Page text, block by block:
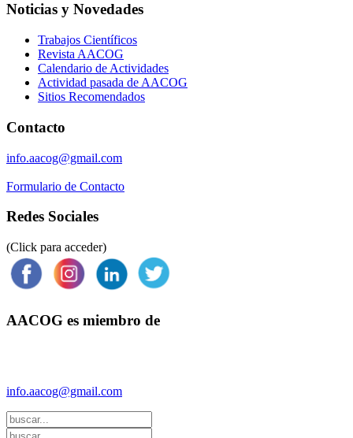
Noticias y Novedades
Trabajos Científicos
Revista AACOG
Calendario de Actividades
Actividad pasada de AACOG
Sitios Recomendados
Contacto
info.aacog@gmail.com
Formulario de Contacto
Redes Sociales
(Click para acceder)
AACOG es miembro de
info.aacog@gmail.com